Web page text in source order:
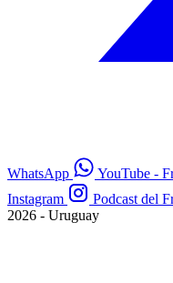
WhatsApp YouTube -
Instagram
Podcast del
2026 - Uruguay